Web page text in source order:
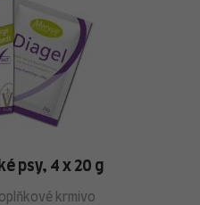
psy, 4 x 20 g
krmivo